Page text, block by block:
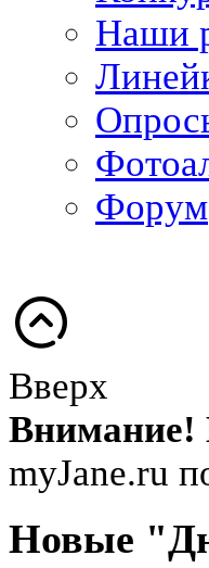
Наши
Форум
Вверх
Внимание!
myJane.ru
Новые